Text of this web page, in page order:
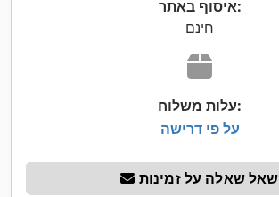
איסוף באתר:
חינם
עלות משלוח:
על פי דרישה
שאל שאלה על זמינות